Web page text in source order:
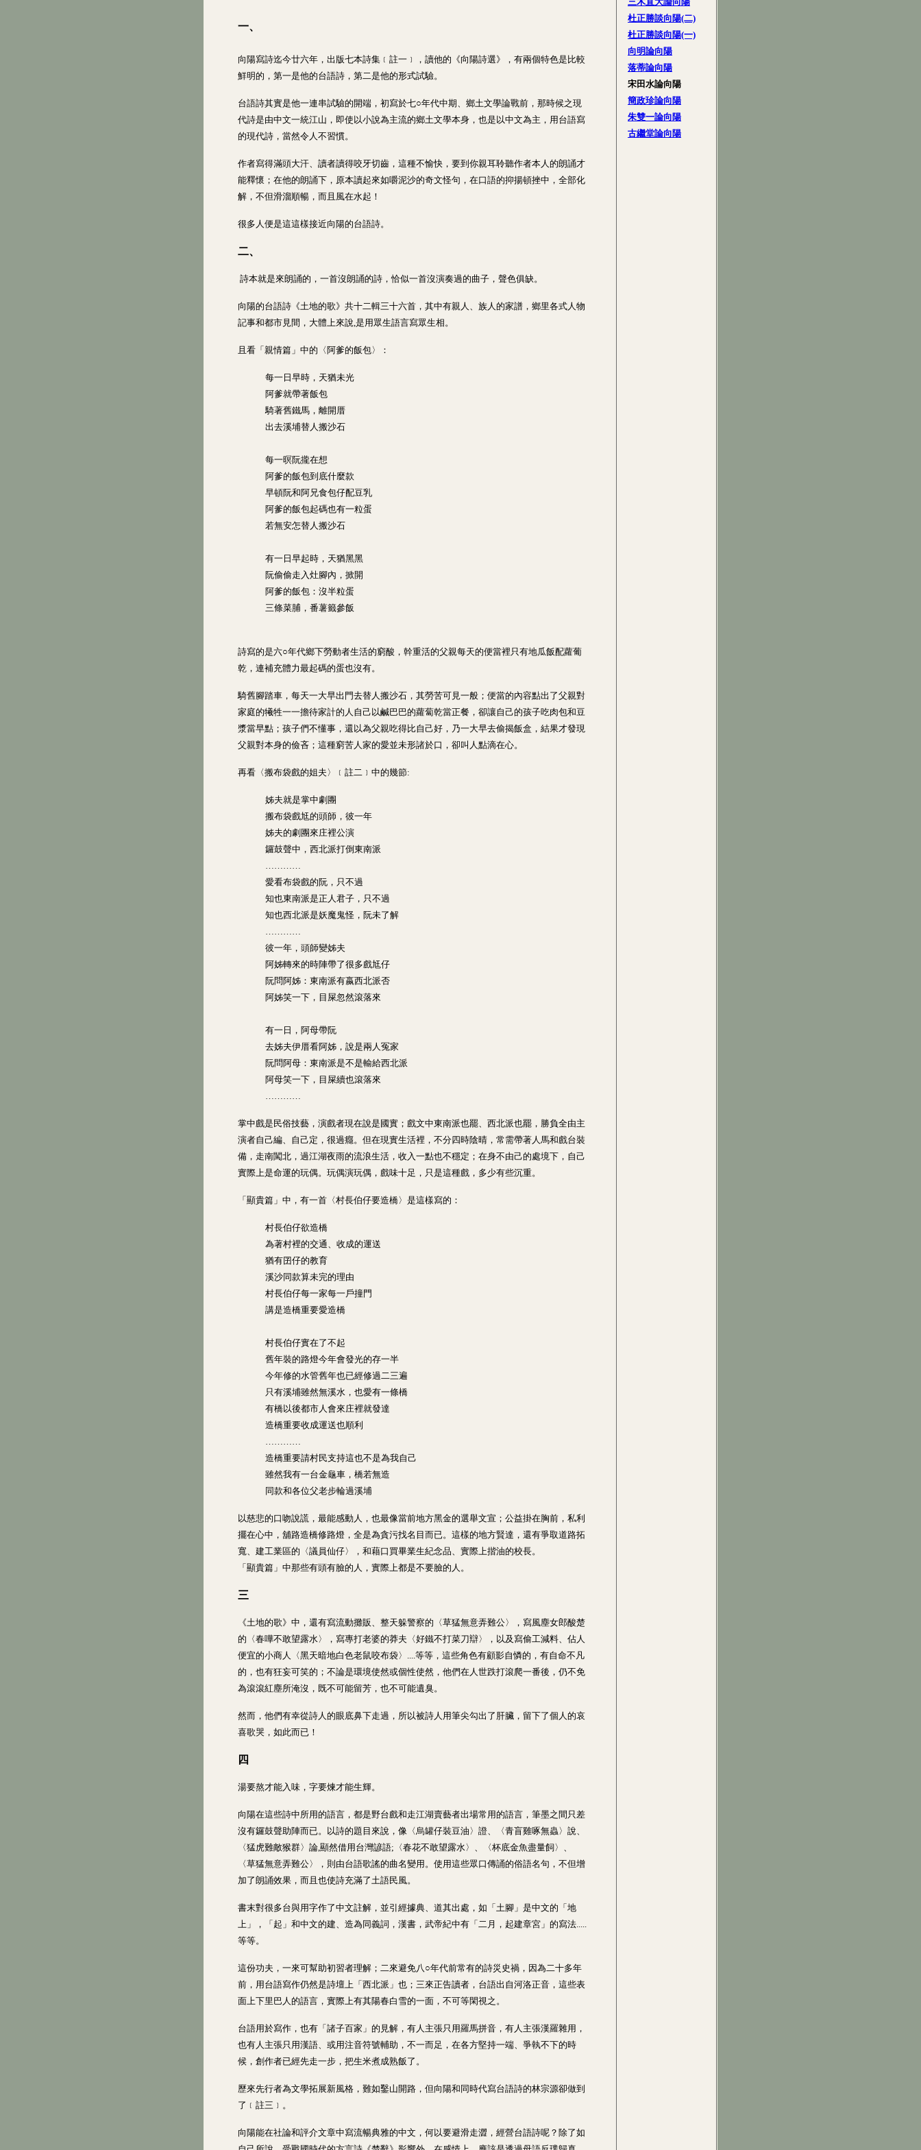
一、
向陽寫詩迄今廿六年，出版七本詩集﹝註一﹞，讀他的《向陽詩選》，有兩個特色是比較
鮮明的，第一是他的台語詩，第二是他的形式試驗。
台語詩其實是他一連串試驗的開端，初寫於七○年代中期、鄉土文學論戰前，那時候之現
代詩是由中文一統江山，即使以小說為主流的鄉土文學本身，也是以中文為主，用台語寫
的現代詩，當然令人不習慣。
作者寫得滿頭大汗、讀者讀得咬牙切齒，這種不愉快，要到你親耳聆聽作者本人的朗誦才
能釋懷；在他的朗誦下，原本讀起來如嚼泥沙的奇文怪句，在口語的抑揚頓挫中，全部化
解，不但滑溜順暢，而且風在水起！
很多人便是這這樣接近向陽的台語詩。
二、
詩本就是來朗誦的，一首沒朗誦的詩，恰似一首沒演奏過的曲子，聲色俱缺。
向陽的台語詩《土地的歌》共十二輯三十六首，其中有親人、族人的家譜，鄉里各式人物
記事和都市見間，大體上來說,是用眾生語言寫眾生相。
且看「親情篇」中的〈阿爹的飯包〉：
每一日早時，天猶未光
阿爹就帶著飯包
騎著舊鐵馬，離開厝
出去溪埔替人搬沙石
每一暝阮攏在想
阿爹的飯包到底什麼款
早頓阮和阿兄食包仔配豆乳
阿爹的飯包起碼也有一粒蛋
若無安怎替人搬沙石
有一日早起時，天猶黑黑
阮偷偷走入灶腳內，掀開
阿爹的飯包：沒半粒蛋
三條菜脯，番薯籤參飯
詩寫的是六○年代鄉下勞動者生活的窮酸，幹重活的父親每天的便當裡只有地瓜飯配蘿葡
乾，連補充體力最起碼的蛋也沒有。
騎舊腳踏車，每天一大早出門去替人搬沙石，其勞苦可見一般；便當的內容點出了父親對
家庭的犧牲一一擔待家計的人自己以鹹巴巴的蘿蔔乾當正餐，卻讓自己的孩子吃肉包和豆
漿當早點；孩子們不懂事，還以為父親吃得比自己好，乃一大早去偷揭飯盒，結果才發現
父親對本身的儉吝；這種窮苦人家的愛並未形諸於口，卻叫人點滴在心。
再看〈搬布袋戲的姐夫〉﹝註二﹞中的幾節:
姊夫就是掌中劇團
搬布袋戲尪的頭師，彼一年
姊夫的劇團來庄裡公演
鑼鼓聲中，西北派打倒東南派
…………
愛看布袋戲的阮，只不過
知也東南派是正人君子，只不過
知也西北派是妖魔鬼怪，阮未了解
…………
彼一年，頭師變姊夫
阿姊轉來的時陣帶了很多戲尪仔
阮問阿姊：東南派有嬴西北派否
阿姊笑一下，目屎忽然滾落來
有一日，阿母帶阮
去姊夫伊厝看阿姊，說是兩人冤家
阮問阿母：東南派是不是輸給西北派
阿母笑一下，目屎續也滾落來
…………
掌中戲是民俗技藝，演戲者現在說是國實；戲文中東南派也罷、西北派也罷，勝負全由主
演者自己編、自己定，很過癮。但在現實生活裡，不分四時陰晴，常需帶著人馬和戲台裝
備，走南闖北，過江湖夜雨的流浪生活，收入一點也不穩定；在身不由己的處境下，自己
實際上是命運的玩偶。玩偶演玩偶，戲味十足，只是這種戲，多少有些沉重。
「顯貴篇」中，有一首〈村長伯仔要造橋〉是這樣寫的：
村長伯仔欲造橋
為著村裡的交通、收成的運送
猶有囝仔的教育
溪沙同款算未完的理由
村長伯仔每一家每一戶撞門
講是造橋重要愛造橋
村長伯仔實在了不起
舊年裝的路燈今年會發光的存一半
今年修的水管舊年也已經修過二三遍
只有溪埔雖然無溪水，也愛有一條橋
有橋以後都市人會來庄裡就發達
造橋重要收成運送也順利
…………
造橋重要請村民支持這也不是為我自己
雖然我有一台金龜車，橋若無造
同款和各位父老步輪過溪埔
以慈悲的口吻說謊，最能感動人，也最像當前地方黑金的選舉文宣；公益掛在胸前，私利
擺在心中，舖路造橋修路燈，全是為貪污找名目而已。這樣的地方賢達，還有爭取道路拓
寬、建工業區的〈議員仙仔〉，和藉口買畢業生紀念品、實際上揩油的校長。
「顯貴篇」中那些有頭有臉的人，實際上都是不要臉的人。
三
《土地的歌》中，還有寫流動攤販、整天躲警察的〈草猛無意弄難公〉，寫風塵女郎酸楚
的〈春嘩不敢望露水〉，寫專打老婆的莽夫〈好鐵不打菜刀辯〉，以及寫偷工減料、佔人
便宜的小商人〈黑天暗地白色老鼠咬布袋〉....等等，這些角色有顧影自憐的，有自命不凡
的，也有狂妄可笑的；不論是環境使然或個性使然，他們在人世跌打滾爬一番後，仍不免
為滾滾紅塵所淹沒，既不可能留芳，也不可能遺臭。
然而，他們有幸從詩人的眼底鼻下走過，所以被詩人用筆尖勾出了肝臟，留下了個人的哀
喜歌哭，如此而已！
四
湯要熬才能入味，字要煉才能生輝。
向陽在這些詩中所用的語言，都是野台戲和走江湖賣藝者出場常用的語言，筆墨之間只差
沒有鑼鼓聲助陣而已。以詩的題目來說，像〈烏罐仔裝豆油〉證、〈青盲雞啄無蟲〉說、
〈猛虎難敵猴群〉論,顯然借用台灣諺語;〈春花不敢望露水〉、〈杯底金魚盡量飼〉、
〈草猛無意弄難公〉，則由台語歌謠的曲名變用。使用這些眾口傳誦的俗語名句，不但增
加了朗誦效果，而且也使詩充滿了土語民風。
書末對很多台與用字作了中文註解，並引經據典、道其出處，如「土腳」是中文的「地
上」，「起」和中文的建、造為同義詞，漢書，武帝紀中有「二月，起建章宮」的寫法.....
等等。
這份功夫，一來可幫助初習者理解；二來避免八○年代前常有的詩災史禍，因為二十多年
前，用台語寫作仍然是詩壇上「西北派」也；三來正告讀者，台語出自河洛正音，這些表
面上下里巴人的語言，實際上有其陽春白雪的一面，不可等閑視之。
台語用於寫作，也有「諸子百家」的見解，有人主張只用羅馬拼音，有人主張漢羅雜用，
也有人主張只用漢語、或用注音符號輔助，不一而足，在各方堅持一端、爭執不下的時
候，創作者已經先走一步，把生米煮成熟飯了。
歷來先行者為文學拓展新風格，難如鑿山開路，但向陽和同時代寫台語詩的林宗源卻做到
了﹝註三﹞。
向陽能在社論和評介文章中寫流暢典雅的中文，何以要避滑走澀，經營台語詩呢？除了如
杜正勝談向陽(二)
杜正勝談向陽(一)
向明論向陽
落蒂論向陽
宋田水論向陽
簡政珍論向陽
朱雙一論向陽
古繼堂論向陽